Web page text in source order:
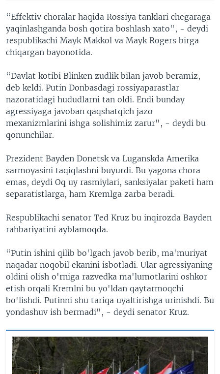
“Effektiv choralar haqida Rossiya tanklari chegaraga
yaqinlashganda bosh qotira boshlash xato", - deydi
respublikachi Mayk Makkol va Mayk Rogers birga
chiqargan bayonotida.
“Davlat kotibi Blinken zudlik bilan javob beramiz,
deb keldi. Putin Donbasdagi rossiyaparastlar
nazoratidagi hududlarni tan oldi. Endi bunday
agressiyaga javoban qaqshatqich jazo
mexanizmlarini ishga solishimiz zarur", - deydi bu
qonunchilar.
Prezident Bayden Donetsk va Luganskda Amerika
sarmoyasini taqiqlashni buyurdi. Bu yagona chora
emas, deydi Oq uy rasmiylari, sanksiyalar paketi ham
separatistlarga, ham Kremlga zarba beradi.
Respublikachi senator Ted Kruz bu inqirozda Bayden
rahbariyatini ayblamoqda.
“Putin ishini qilib bo'lgach javob berib, ma'muriyat
naqadar noqobil ekanini isbotladi. Ular agressiyaning
oldini olish o'rniga razvedka ma'lumotlarini oshkor
etish orqali Kremlni bu yo'ldan qaytarmoqchi
bo'lishdi. Putinni shu tariqa uyaltirishga urinishdi. Bu
yondashuv ish bermadi", - deydi senator Kruz.